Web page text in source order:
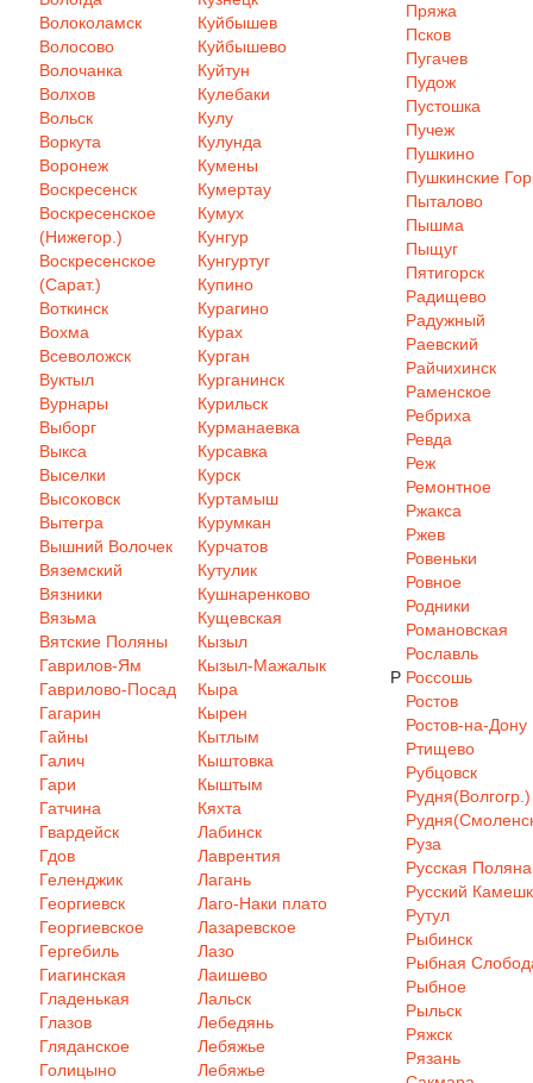
Волоколамск
Волосово
Волочанка
Волхов
Вольск
Воркута
Воронеж
Воскресенск
Воскресенское
(Нижегор.)
Воскресенское
(Сарат.)
Воткинск
Вохма
Всеволожск
Вуктыл
Вурнары
Выборг
Выкса
Выселки
Высоковск
Вытегра
Вышний Волочек
Вяземский
Вязники
Вязьма
Вятские Поляны
Гаврилов-Ям
Гаврилово-Посад
Гагарин
Гайны
Галич
Гари
Гатчина
Гвардейск
Гдов
Геленджик
Георгиевск
Георгиевское
Гергебиль
Гиагинская
Гладенькая
Глазов
Гляданское
Голицыно
Куйбышев
Куйбышево
Куйтун
Кулебаки
Кулу
Кулунда
Кумены
Кумертау
Кумух
Кунгур
Кунгуртуг
Купино
Курагино
Курах
Курган
Курганинск
Курильск
Курманаевка
Курсавка
Курск
Куртамыш
Курумкан
Курчатов
Кутулик
Кушнаренково
Кущевская
Кызыл
Кызыл-Мажалык
Кыра
Кырен
Кытлым
Кыштовка
Кыштым
Кяхта
Лабинск
Лаврентия
Лагань
Лаго-Наки плато
Лазаревское
Лазо
Лаишево
Лальск
Лебедянь
Лебяжье
Лебяжье
Пряжа
Псков
Пугачев
Пудож
Пустошка
Пучеж
Пушкино
Пушкинские
Пыталово
Пышма
Пыщуг
Пятигорск
Р
Радищево
Радужный
Раевский
Райчихинск
Раменское
Ребриха
Ревда
Реж
Ремонтное
Ржакса
Ржев
Ровеньки
Ровное
Родники
Романовская
Рославль
Россошь
Ростов
Ростов-на-Дону
Ртищево
Рубцовск
Рудня(Волгогр.)
Руза
Русская Поляна
Русский
Рутул
Рыбинск
Рыбная
Рыбное
Рыльск
Ряжск
Рязань